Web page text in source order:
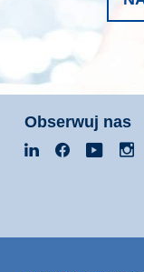
Obserwuj nas
LinkedInFacebook